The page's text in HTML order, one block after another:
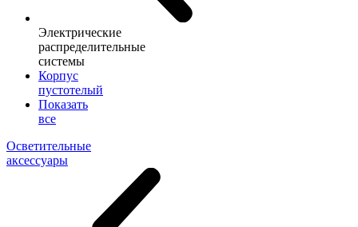
Электрические
распределительные
системы
Корпус
пустотелый
Показать
все
Осветительные
аксессуары